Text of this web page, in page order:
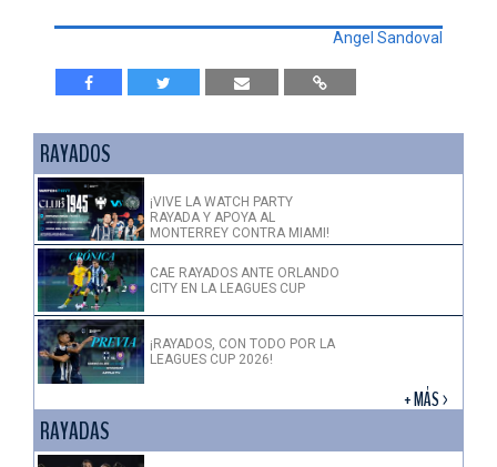
Angel Sandoval
RAYADOS
¡VIVE LA WATCH PARTY
RAYADA Y APOYA AL
MONTERREY CONTRA MIAMI!
CAE RAYADOS ANTE ORLANDO
CITY EN LA LEAGUES CUP
¡RAYADOS, CON TODO POR LA
LEAGUES CUP 2026!
+ MÁS >
RAYADAS